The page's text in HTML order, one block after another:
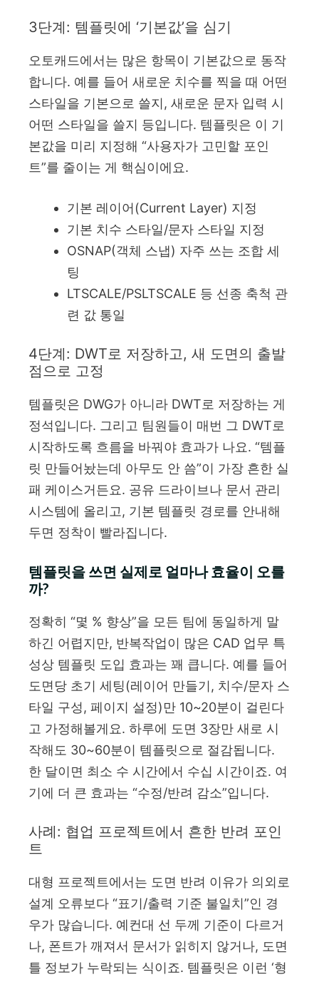
3단계: 템플릿에 ‘기본값’을 심기
오토캐드에서는 많은 항목이 기본값으로 동작
합니다. 예를 들어 새로운 치수를 찍을 때 어떤
스타일을 기본으로 쓸지, 새로운 문자 입력 시
어떤 스타일을 쓸지 등입니다. 템플릿은 이 기
본값을 미리 지정해 “사용자가 고민할 포인
트”를 줄이는 게 핵심이에요.
기본 레이어(Current Layer) 지정
기본 치수 스타일/문자 스타일 지정
OSNAP(객체 스냅) 자주 쓰는 조합 세
팅
LTSCALE/PSLTSCALE 등 선종 축척 관
련 값 통일
4단계: DWT로 저장하고, 새 도면의 출발
점으로 고정
템플릿은 DWG가 아니라 DWT로 저장하는 게
정석입니다. 그리고 팀원들이 매번 그 DWT로
시작하도록 흐름을 바꿔야 효과가 나요. “템플
릿 만들어놨는데 아무도 안 씀”이 가장 흔한 실
패 케이스거든요. 공유 드라이브나 문서 관리
시스템에 올리고, 기본 템플릿 경로를 안내해
두면 정착이 빨라집니다.
템플릿을 쓰면 실제로 얼마나 효율이 오를
까?
정확히 “몇 % 향상”을 모든 팀에 동일하게 말
하긴 어렵지만, 반복작업이 많은 CAD 업무 특
성상 템플릿 도입 효과는 꽤 큽니다. 예를 들어
도면당 초기 세팅(레이어 만들기, 치수/문자 스
타일 구성, 페이지 설정)만 10~20분이 걸린다
고 가정해볼게요. 하루에 도면 3장만 새로 시
작해도 30~60분이 템플릿으로 절감됩니다.
한 달이면 최소 수 시간에서 수십 시간이죠. 여
기에 더 큰 효과는 “수정/반려 감소”입니다.
사례: 협업 프로젝트에서 흔한 반려 포인
트
대형 프로젝트에서는 도면 반려 이유가 의외로
설계 오류보다 “표기/출력 기준 불일치”인 경
우가 많습니다. 예컨대 선 두께 기준이 다르거
나, 폰트가 깨져서 문서가 읽히지 않거나, 도면
틀 정보가 누락되는 식이죠. 템플릿은 이런 ‘형